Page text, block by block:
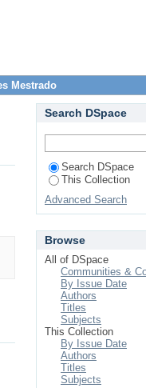
Mestrado
Search DSpace
Search DSpace
This Collection
Advanced Search
Browse
All of DSpace
Communities &
By Issue Date
Authors
Titles
Subjects
This Collection
By Issue Date
Authors
Titles
Subjects